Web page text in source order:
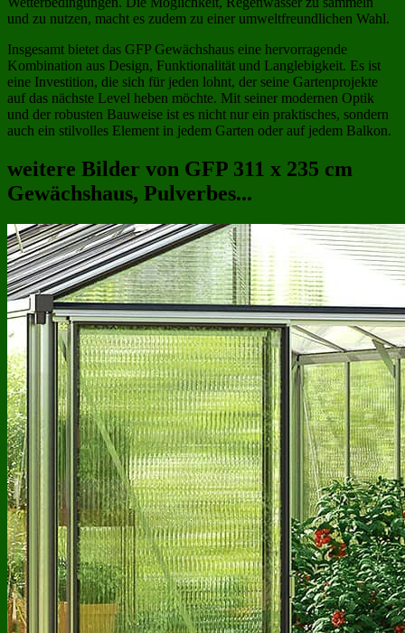
und zu nutzen, macht es zudem zu einer umweltfreundlichen Wahl.
Insgesamt bietet das GFP Gewächshaus eine hervorragende
Kombination aus Design, Funktionalität und Langlebigkeit. Es ist
eine Investition, die sich für jeden lohnt, der seine Gartenprojekte
auf das nächste Level heben möchte. Mit seiner modernen Optik
und der robusten Bauweise ist es nicht nur ein praktisches, sondern
auch ein stilvolles Element in jedem Garten oder auf jedem Balkon.
weitere Bilder von GFP 311 x 235 cm
Gewächshaus, Pulverbes...